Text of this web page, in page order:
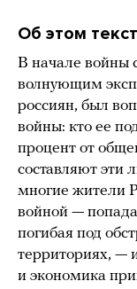
Об этом
В начале войны
волнующим
россиян, был
войны: кто ее
процент от
составляют эти
многие жители
войной —
погибая под
территориях, —
и экономика